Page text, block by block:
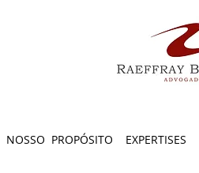
NOSSO PROPÓSITO EXPERTISES